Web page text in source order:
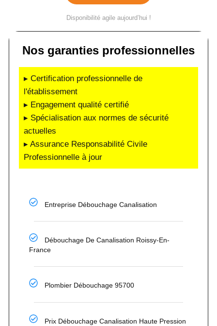
Disponibilité agile aujourd’hui !
Nos garanties professionnelles
▸ Certification professionnelle de
l'établissement
▸ Engagement qualité certifié
▸ Spécialisation aux normes de sécurité
actuelles
▸ Assurance Responsabilité Civile
Professionnelle à jour
Entreprise Débouchage Canalisation
Débouchage De Canalisation Roissy-En-
France
Plombier Débouchage 95700
Prix Débouchage Canalisation Haute Pression